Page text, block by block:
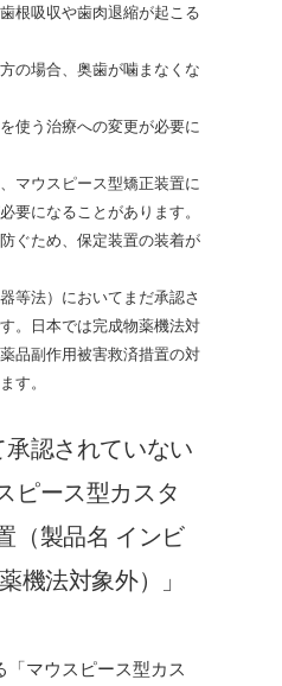
根吸収や歯肉退縮が起こる
の場合、奥歯が噛まなくな
使う治療への変更が必要に
マウスピース型矯正装置に
要になることがあります。
ぐため、保定装置の装着が
等法）においてまだ承認さ
。日本では完成物薬機法対
品副作用被害救済措置の対
す。
認されていない
ピース型カスタ
（製品名 インビ
機法対象外）」
「マウスピース型カス